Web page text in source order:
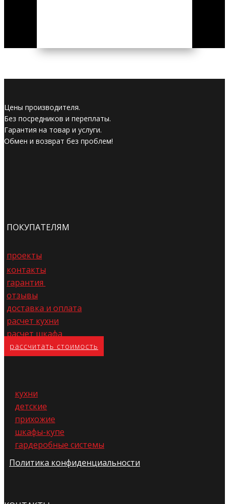
Цены производителя.
Без посредников и переплаты.
Гарантия на товар и услуги.
Обмен и возврат без проблем!
ПОКУПАТЕЛЯМ
проекты
контакты
гарантия
отзывы
доставка и оплата
расчет кухни
расчет шкафа
расс​читать стоимость
кухни
детские
прихожие
шкафы-купе
гардеробные системы
Политика конфиденциальности